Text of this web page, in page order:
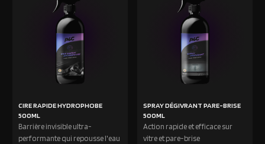
CIRE RAPIDE HYDROPHOBE
500ML
Barrière invisible ultra-
performante qui repousse l'eau
SPRAY DÉGIVRANT PARE-BRISE
500ML
Action rapide et efficace sur
vitre et pare-brise